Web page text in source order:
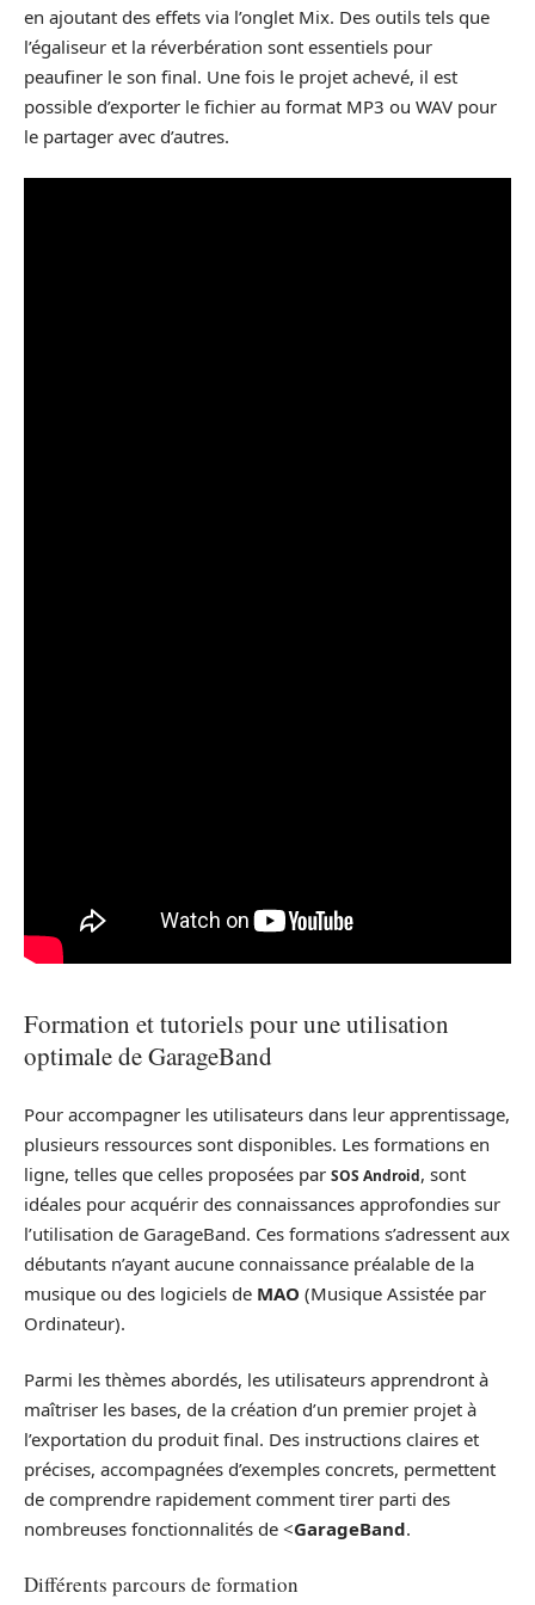
en ajoutant des effets via l’onglet Mix. Des outils tels que
l’égaliseur et la réverbération sont essentiels pour
peaufiner le son final. Une fois le projet achevé, il est
possible d’exporter le fichier au format MP3 ou WAV pour
le partager avec d’autres.
Formation et tutoriels pour une utilisation
optimale de GarageBand
Pour accompagner les utilisateurs dans leur apprentissage,
plusieurs ressources sont disponibles. Les formations en
ligne, telles que celles proposées par SOS Android, sont
idéales pour acquérir des connaissances approfondies sur
l’utilisation de GarageBand. Ces formations s’adressent aux
débutants n’ayant aucune connaissance préalable de la
musique ou des logiciels de MAO (Musique Assistée par
Ordinateur).
Parmi les thèmes abordés, les utilisateurs apprendront à
maîtriser les bases, de la création d’un premier projet à
l’exportation du produit final. Des instructions claires et
précises, accompagnées d’exemples concrets, permettent
de comprendre rapidement comment tirer parti des
nombreuses fonctionnalités de <GarageBand.
Différents parcours de formation